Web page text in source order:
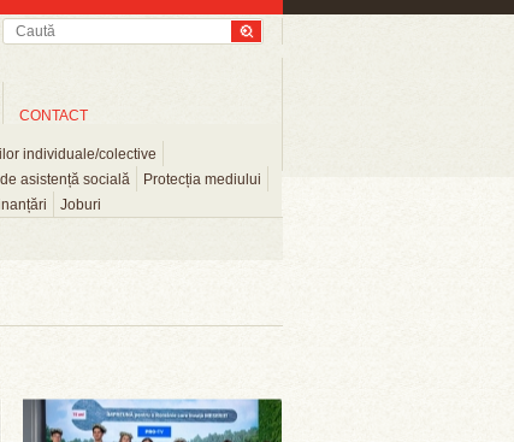
individuale/colective
asistență socială
Protecția mediului
Joburi
CONTACT